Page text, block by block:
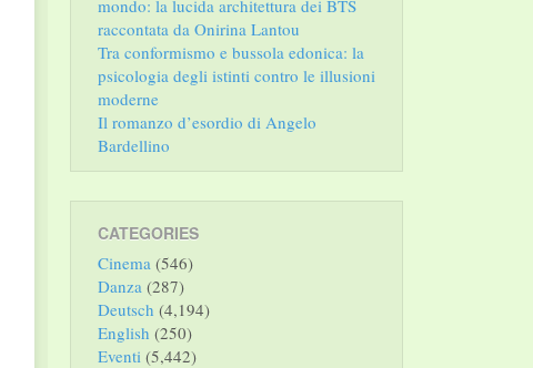
mondo: la lucida architettura dei BTS
raccontata da Onirina Lantou
Tra conformismo e bussola edonica: la
psicologia degli istinti contro le illusioni
moderne
Il romanzo d’esordio di Angelo
Bardellino
CATEGORIES
Cinema (546)
Danza (287)
Deutsch (4,194)
English (250)
Eventi (5,442)